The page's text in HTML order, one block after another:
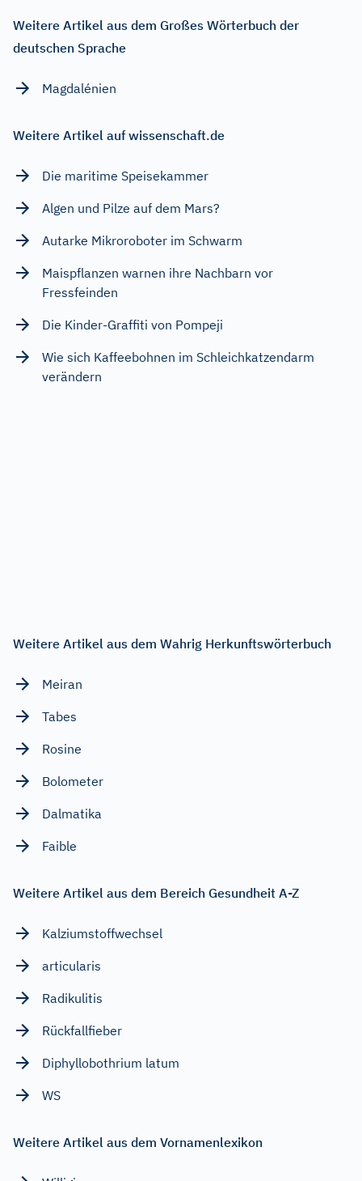
Weitere Artikel aus dem Großes Wörterbuch der
deutschen Sprache
Magdalénien
Weitere Artikel auf wissenschaft.de
Die maritime Speisekammer
Algen und Pilze auf dem Mars?
Autarke Mikroroboter im Schwarm
Maispflanzen warnen ihre Nachbarn vor
Fressfeinden
Die Kinder-Graffiti von Pompeji
Wie sich Kaffeebohnen im Schleichkatzendarm
verändern
Weitere Artikel aus dem Wahrig Herkunftswörterbuch
Meiran
Tabes
Rosine
Bolometer
Dalmatika
Faible
Weitere Artikel aus dem Bereich Gesundheit A-Z
Kalziumstoffwechsel
articularis
Radikulitis
Rückfallfieber
Diphyllobothrium latum
WS
Weitere Artikel aus dem Vornamenlexikon